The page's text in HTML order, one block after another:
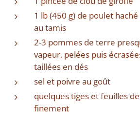
1 lb (450 g) de poulet
au tamis
2-3 pommes de terre
vapeur, pelées puis
taillées en dés
sel et poivre au goût
quelques tiges et feuilles
finement